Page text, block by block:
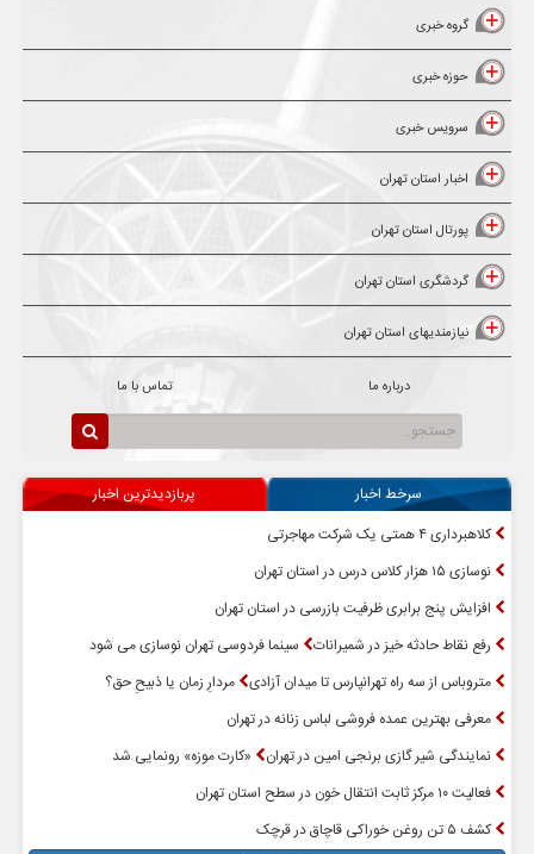
گروه خبری
حوزه خبری
سرویس خبری
اخبار استان تهران
پورتال استان تهران
گردشگری استان تهران
نیازمندیهای استان تهران
درباره ما تماس با ما
سرخط اخبار
پربازدیدترین اخبار
کلاهبرداری ۴ همتی یک شرکت مهاجرتی
نوسازی ۱۵ هزار کلاس درس در استان تهران
افزایش پنج برابری ظرفیت بازرسی در استان تهران
رفع نقاط حادثه خیز در شمیرانات
سینما فردوسی تهران نوسازی می شود
متروباس از سه راه تهرانپارس تا میدان آزادی مردارِ زمان یا ذبیحِ حق؟
معرفی بهترین عمده فروشی لباس زنانه در تهران
نمایندگی شیر گازی برنجی امین در تهران
«کارت موزه» رونمایی شد
فعالیت ۱۰ مرکز ثابت انتقال خون در سطح استان تهران
کشف ۵ تن روغن خوراکی قاچاق در قرچک